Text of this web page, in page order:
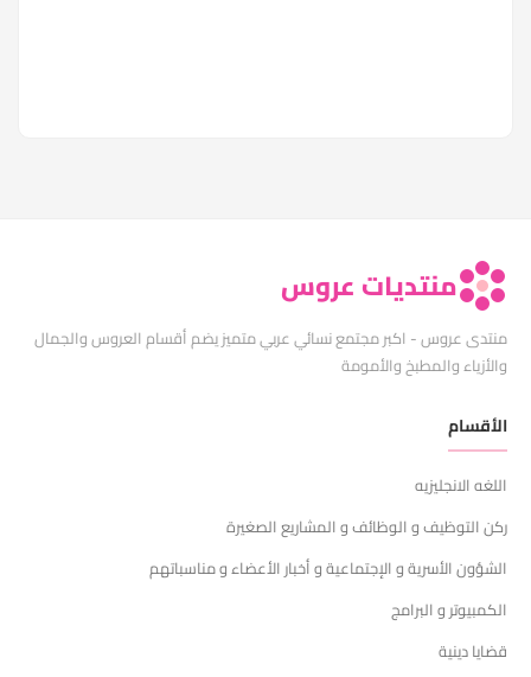
منتديات عروس
منتدى عروس - اكبر مجتمع نسائي عربي متميز يضم أقسام العروس والجمال
والأزياء والمطبخ والأمومة
الأقسام
اللغه الانجليزيه
ركن التوظيف و الوظائف و المشاريع الصغيرة
الشؤون الأسرية و الإجتماعية و أخبار الأعضاء و مناسباتهم
الكمبيوتر و البرامج
قضايا دينية